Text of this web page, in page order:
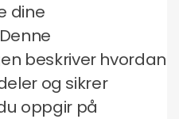
dine
beskriver hvordan
og sikrer
oppgir på